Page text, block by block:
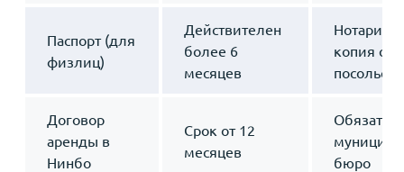
Паспорт (для
физлиц)
Действителен
более 6
месяцев
копия с
Договор
аренды в
Нинбо
Срок от 12
месяцев
бюро